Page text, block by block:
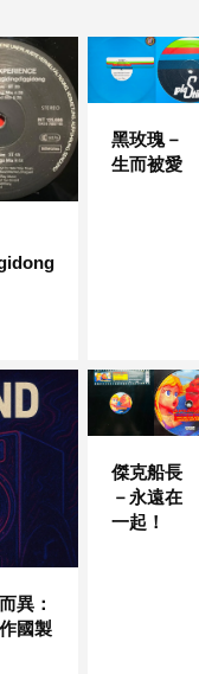
黑玫瑰－
生而被愛
異：
國製
傑克船長
－永遠在
一起！